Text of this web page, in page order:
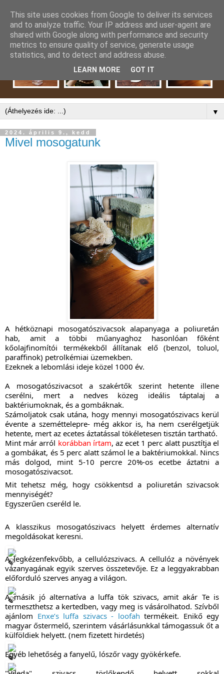
▼
2024. április 9., kedd
Mivel mosogatunk
A hétköznapi mosogatószivacsok alapanyaga a poliuretán
hab, amit a többi műanyaghoz hasonlóan főként
kőolajfinomítói termékekből állítanak elő (benzol, toluol,
paraffinok) petrolkémiai üzemekben.
Ezeknek a lebomlási ideje közel 1000 év.
A mosogatószivacsot a szakértők szerint hetente illene
cserélni, mert a nedves közeg ideális táptalaj a
baktériumoknak, és a gombáknak.
Számoljatok csak utána, hogy mennyi mosogatószivacs kerül
évente a szeméttelepre- még akkor is, ha nem cserélgetjük
hetente, mert az ecetes áztatással tökéletesen tisztán tartható.
Mint már arról korábban írtam, az ecet 1 perc alatt pusztítja el
a gombákat, és 5 perc alatt számol le a baktériumokkal. Nincs
más dolgod, mint 5-10 percre 20%-os ecetbe áztatni a
mosogatószivacsot.
Mit tehetsz még, hogy csökkentsd a poliuretán szivacsok
mennyiségét?
Egyszerűen cseréld le.
A klasszikus mosogatószivacs helyett érdemes alternatív
megoldásokat keresni.
A legkézenfekvőbb, a cellulózszivacs. A cellulóz a növények
vázanyagának egyik szerves összetevője. Ez a leggyakrabban
előforduló szerves anyag a világon.
A másik jó alternatíva a luffa tök szivacs, amit akár Te is
termeszthetsz a kertedben, vagy meg is vásárolhatod. Szívből
ajánlom Enxe’s luffa szivacs - loofah termékeit. Enikő egy
magyar őstermelő, szerintem vásárlásunkkal támogassuk őt a
külföldiek helyett. (nem fizetett hirdetés)
Egyéb lehetőség a fanyelű, lószőr vagy gyökérkefe.
This site uses cookies from Google to deliver its services
and to analyze traffic. Your IP address and user-agent are
shared with Google along with performance and security
metrics to ensure quality of service, generate usage
statistics, and to detect and address abuse.
LEARN MORE GOT IT